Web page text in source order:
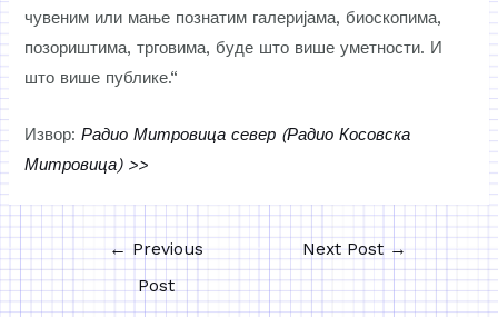
чувеним или мање познатим галеријама, биоскопима,
позориштима, трговима, буде што више уметности. И
што више публике.“
Извор:Радио Митровица север (Радио Косовска
Митровица) >>
← Previous
Post
Next Post →